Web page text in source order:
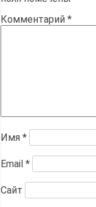
Комментарий *
Имя *
Email *
Сайт